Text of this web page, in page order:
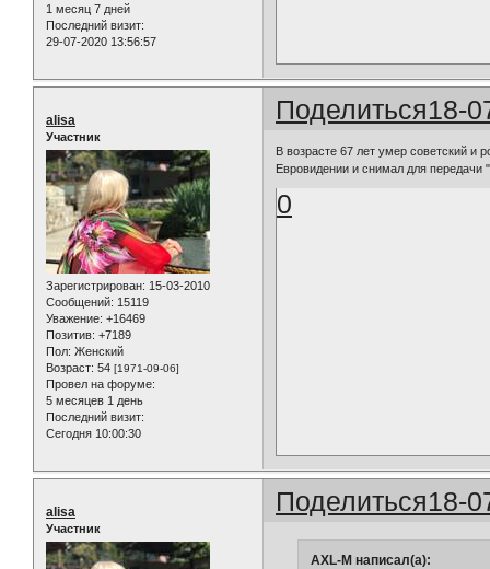
1 месяц 7 дней
Последний визит:
29-07-2020 13:56:57
Поделиться18-
alisa
Участник
Зарегистрирован: 15-03-2010
Сообщений: 15119
Уважение: +16469
Позитив: +7189
Пол: Женский
Возраст: 54 [1971-09-06]
Провел на форуме:
5 месяцев 1 день
Последний визит:
Сегодня 10:00:30
В возрасте 67 лет умер советский
Евровидении и снимал для передачи
0
Поделиться18-
alisa
Участник
AXL-M написал(а):